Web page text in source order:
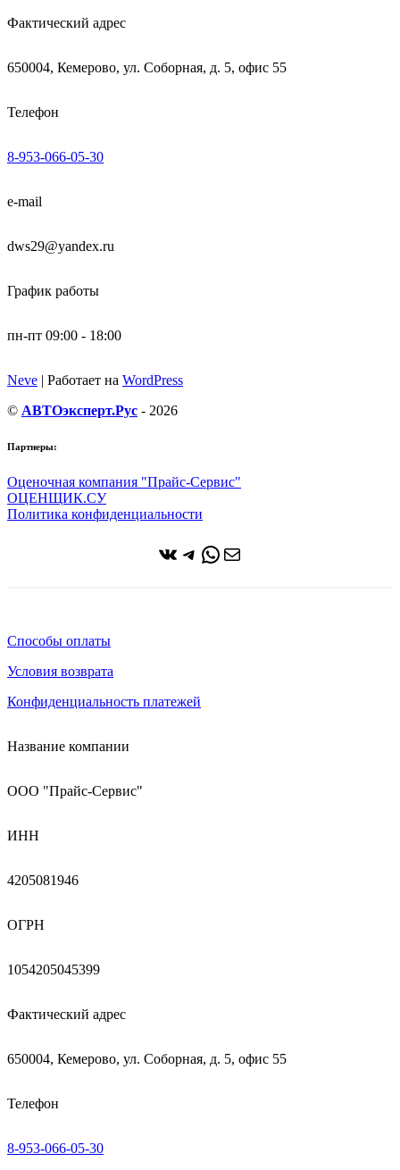
Фактический адрес
650004, Кемерово, ул. Соборная, д. 5, офис 55
Телефон
8-953-066-05-30
e-mail
dws29@yandex.ru
График работы
пн-пт 09:00 - 18:00
Neve | Работает на WordPress
© АВТОэксперт.Рус - 2026
Партнеры:
Оценочная компания "Прайс-Сервис"
ОЦЕНЩИК.СУ
Политика конфиденциальности
ВКонтакте
Telegram
WhatsApp
Почта
Способы оплаты
Условия возврата
Конфиденциальность платежей
Название компании
ООО "Прайс-Сервис"
ИНН
4205081946
ОГРН
1054205045399
Фактический адрес
650004, Кемерово, ул. Соборная, д. 5, офис 55
Телефон
8-953-066-05-30